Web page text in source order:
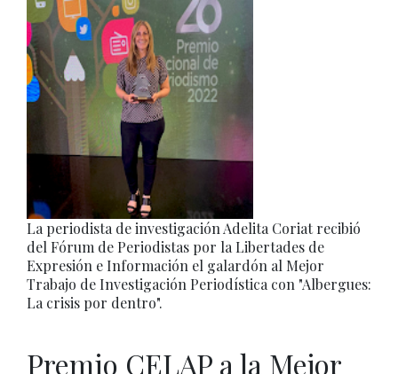
La periodista de investigación Adelita Coriat recibió
del Fórum de Periodistas por la Libertades de
Expresión e Información el galardón al Mejor
Trabajo de Investigación Periodística con "Albergues:
La crisis por dentro".
Premio CELAP a la Mejor